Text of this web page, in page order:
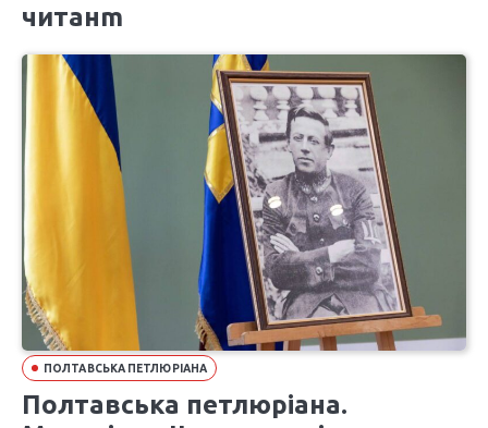
читанm
ПОЛТАВСЬКА ПЕТЛЮРІАНА
Полтавська петлюріана.